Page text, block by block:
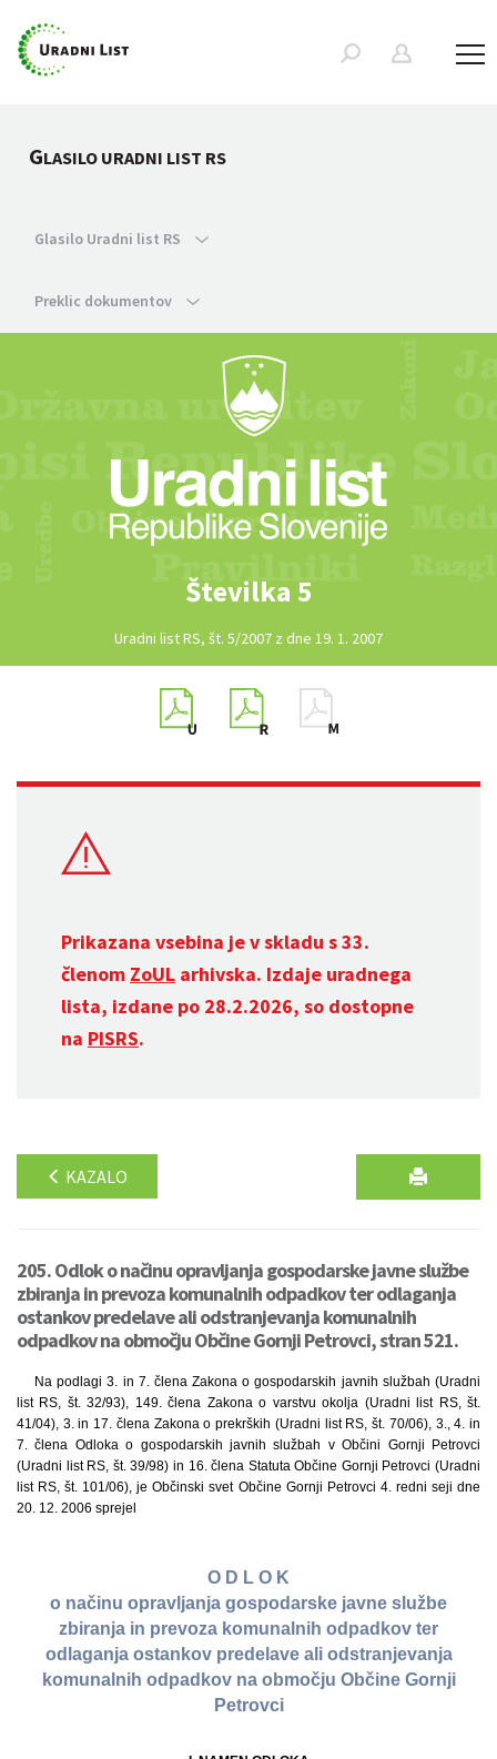
GLASILO URADNI LIST RS
Glasilo Uradni list RS
Preklic dokumentov
Številka 5
Uradni list RS, št. 5/2007 z dne 19. 1. 2007
Prikazana vsebina je v skladu s 33.
členom ZoUL arhivska. Izdaje uradnega
lista, izdane po 28.2.2026, so dostopne
na PISRS.
KAZALO
205. Odlok o načinu opravljanja gospodarske javne službe
zbiranja in prevoza komunalnih odpadkov ter odlaganja
ostankov predelave ali odstranjevanja komunalnih
odpadkov na območju Občine Gornji Petrovci, stran 521.
Na podlagi 3. in 7. člena Zakona o gospodarskih javnih službah (Uradni
list RS, št. 32/93), 149. člena Zakona o varstvu okolja (Uradni list RS, št.
41/04), 3. in 17. člena Zakona o prekrških (Uradni list RS, št. 70/06), 3., 4. in
7. člena Odloka o gospodarskih javnih službah v Občini Gornji Petrovci
(Uradni list RS, št. 39/98) in 16. člena Statuta Občine Gornji Petrovci (Uradni
list RS, št. 101/06), je Občinski svet Občine Gornji Petrovci 4. redni seji dne
20. 12. 2006 sprejel
O D L O K
o načinu opravljanja gospodarske javne službe
zbiranja in prevoza komunalnih odpadkov ter
odlaganja ostankov predelave ali odstranjevanja
komunalnih odpadkov na območju Občine Gornji
Petrovci